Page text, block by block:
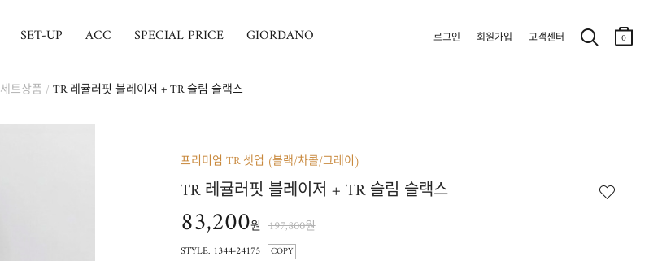
SET-UP ACC SPECIAL PRICE GIORDANO 로그인 회원가입 고객센터 0
세트상품 / TR 레귤러핏 블레이저 + TR 슬림 슬랙스
프리미엄 TR 셋업 (블랙/차콜/그레이)
TR 레귤러핏 블레이저 + TR 슬림 슬랙스
83,200원 197,800원
STYLE. 1344-24175 COPY